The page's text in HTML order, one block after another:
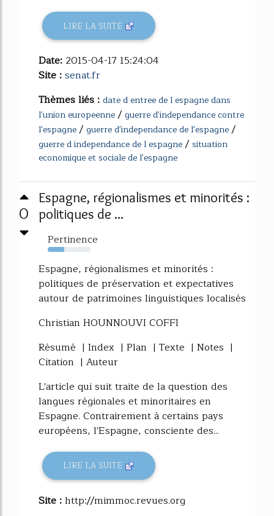
LIRE LA SUITE
Date: 2015-04-17 15:24:04
Site :senat.fr
Thèmes liés : date d entree de l espagne dans
l'union europeenne/ guerre d'independance contre
l'espagne/ guerre d'independance de l'espagne/
guerre d independance de l espagne/ situation
economique et sociale de l'espagne
0
Espagne, régionalismes et minorités :
politiques de ...
Pertinence
38%
Espagne, régionalismes et minorités :
politiques de préservation et expectatives
autour de patrimoines linguistiques localisés
Christian HOUNNOUVI COFFI
Résumé | Index | Plan | Texte | Notes |
Citation | Auteur
L'article qui suit traite de la question des
langues régionales et minoritaires en
Espagne. Contrairement à certains pays
européens, l'Espagne, consciente des...
LIRE LA SUITE
Site :http://mimmoc.revues.org